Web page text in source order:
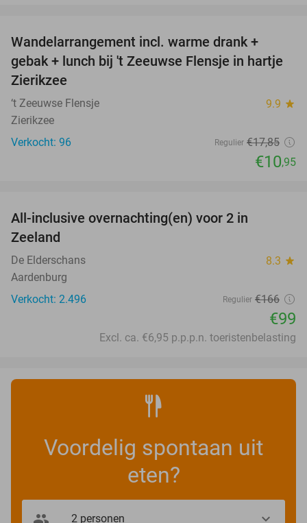
Wandelarrangement incl. warme drank +
gebak + lunch bij 't Zeeuwse Flensje in hartje
Zierikzee
‘t Zeeuwse Flensje 9.9 star
Zierikzee
Verkocht: 96
Regulier €17,85
€10,95
All-inclusive overnachting(en) voor 2 in
Zeeland
De Elderschans 8.3 star
Aardenburg
Verkocht: 2.496
Regulier €166
€99
Excl. ca. €6,95 p.p.p.n. toeristenbelasting
Voordelig spontaan uit
eten?